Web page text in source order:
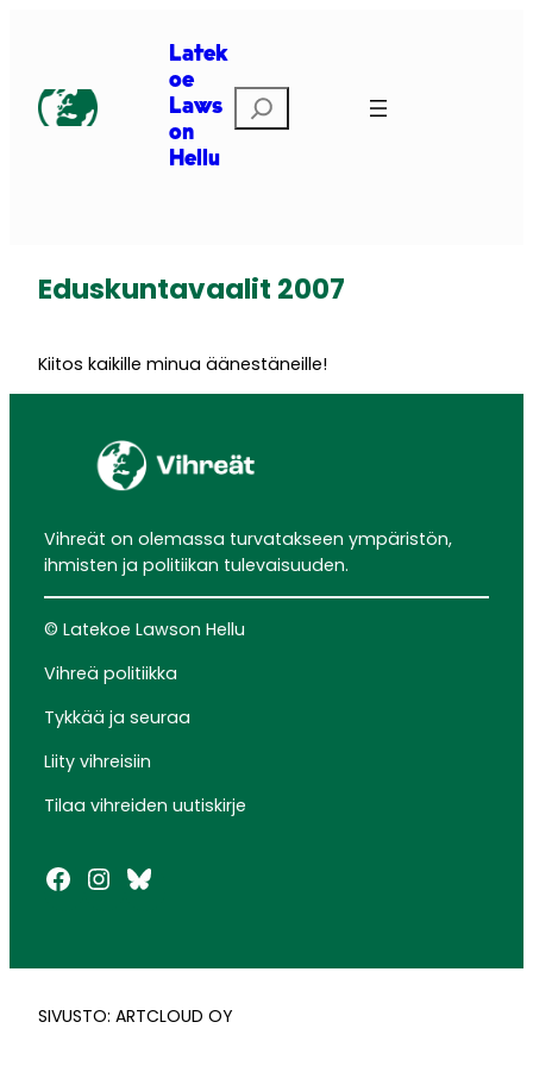
Latek
oe
Laws
on
Hellu
Etsi
Eduskuntavaalit 2007
Kiitos kaikille minua äänestäneille!
Vihreät on olemassa turvatakseen ympäristön,
ihmisten ja politiikan tulevaisuuden.
© Latekoe Lawson Hellu
Vihreä politiikka
Tykkää ja seuraa
Liity vihreisiin
Tilaa vihreiden uutiskirje
Facebook
Instagram
Bluesky
SIVUSTO: ARTCLOUD OY